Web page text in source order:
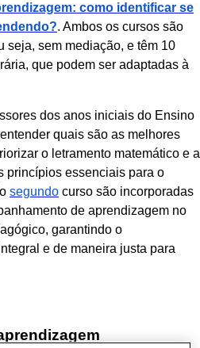
como identificar se
. Ambos os cursos são
seja, sem mediação, e têm 10
que podem ser adaptadas à
dos anos iniciais do Ensino
quais são as melhores
o letramento matemático e a
princípios essenciais para o
segundo curso são incorporadas
de aprendizagem no
garantindo o
e de maneira justa para